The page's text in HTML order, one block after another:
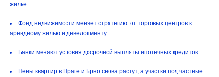
жилье
Фонд недвижимости меняет стратегию: от торговых центров к
арендному жилью и девелопменту
Банки меняют условия досрочной выплаты ипотечных кредитов
Цены квартир в Праге и Брно снова растут, а участки под частные